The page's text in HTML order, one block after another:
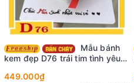
kem đẹp D76 trái tim tình yêu
449.000₫